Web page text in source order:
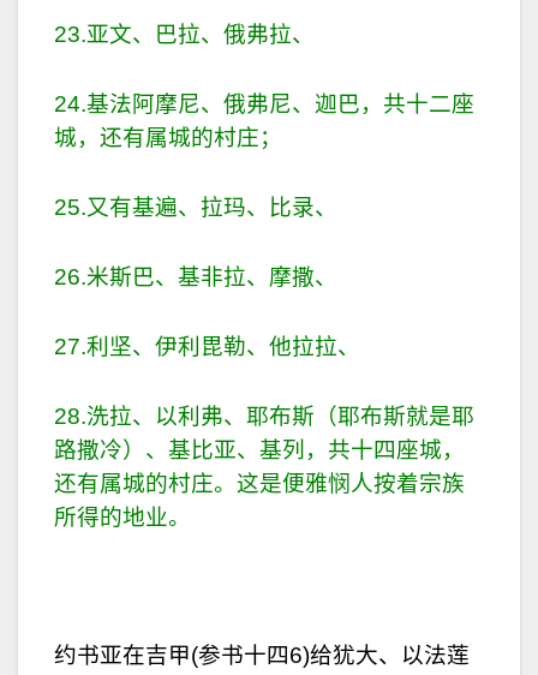
23.亚文、巴拉、俄弗拉、
24.基法阿摩尼、俄弗尼、迦巴，共十二座
城，还有属城的村庄；
25.又有基遍、拉玛、比录、
26.米斯巴、基非拉、摩撒、
27.利坚、伊利毘勒、他拉拉、
28.洗拉、以利弗、耶布斯（耶布斯就是耶
路撒冷）、基比亚、基列，共十四座城，
还有属城的村庄。这是便雅悯人按着宗族
所得的地业。
约书亚在吉甲(参书十四6)给犹大、以法莲